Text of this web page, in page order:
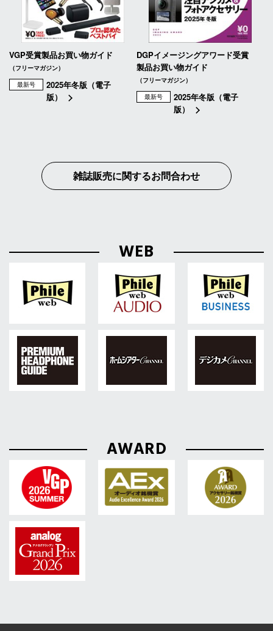
VGP受賞製品お買い物ガイド
（フリーマガジン）
最新号
2025年冬版（電子
版）
DGPイメージングアワード受賞
製品お買い物ガイド
（フリーマガジン）
最新号
2025年冬版（電子
版）
雑誌販売に関するお問合わせ
WEB
AWARD